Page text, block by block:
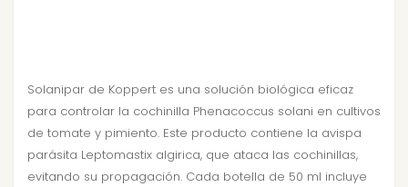
Solanipar de Koppert es una solución biológica eficaz
para controlar la cochinilla Phenacoccus solani en cultivos
de tomate y pimiento. Este producto contiene la avispa
parásita Leptomastix algirica, que ataca las cochinillas,
evitando su propagación. Cada botella de 50 ml incluye